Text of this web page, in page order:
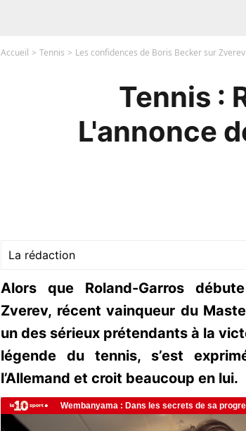
Accueil Tennis Les confidences de Boris Becker sur
Tennis :
L'annonce
La rédaction
Alors que Roland-Garros
Zverev, récent vainqueur du
un des sérieux prétendants à la
légende du tennis, s’est
l’Allemand et croit beaucoup en lui.